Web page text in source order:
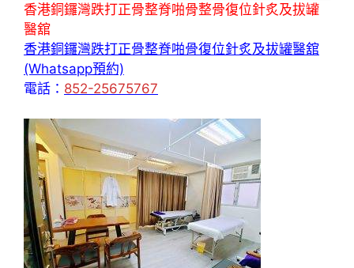
香港銅鑼灣跌打正骨整脊啪骨整骨復位針炙及拔罐
醫舘
香港銅鑼灣跌打正骨整脊啪骨復位針炙及拔罐醫舘
(Whatsapp預約)
電話： 852-25675767